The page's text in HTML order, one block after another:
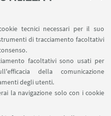
tecnici necessari per il suo
di tracciamento facoltativi
facoltativi sono usati per
della comunicazione
degli utenti.
la navigazione solo con i cookie
FARE NETWORKING
Volkswagen Group